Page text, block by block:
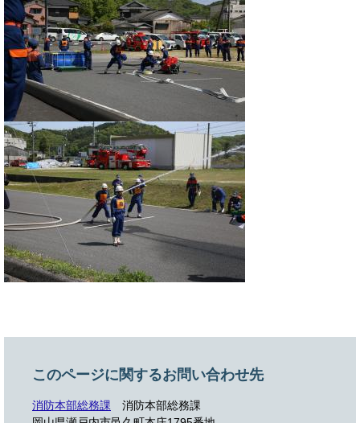
このページに関するお問い合わせ先
消防本部総務課
消防本部総務課